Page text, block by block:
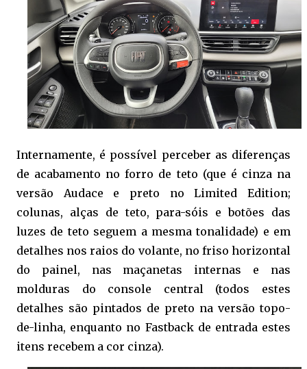
Internamente, é possível perceber as diferenças
de acabamento no forro de teto (que é cinza na
versão Audace e preto no Limited Edition;
colunas, alças de teto, para-sóis e botões das
luzes de teto seguem a mesma tonalidade) e em
detalhes nos raios do volante, no friso horizontal
do painel, nas maçanetas internas e nas
molduras do console central (todos estes
detalhes são pintados de preto na versão topo-
de-linha, enquanto no Fastback de entrada estes
itens recebem a cor cinza).